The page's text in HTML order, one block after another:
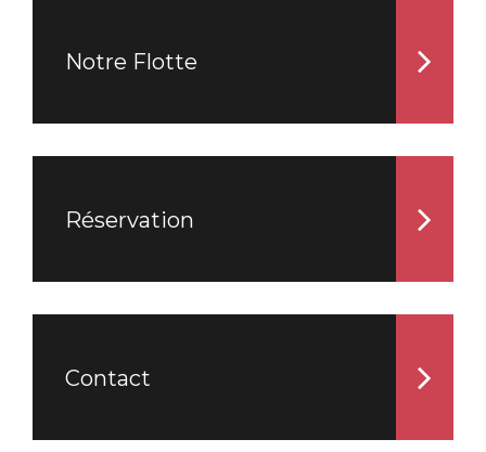
Notre Flotte
Réservation
Contact